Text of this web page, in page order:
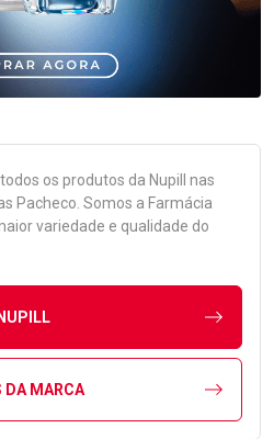
os produtos da Nupill
nas
Pacheco. Somos a Farmácia
variedade e qualidade do
DA MARCA